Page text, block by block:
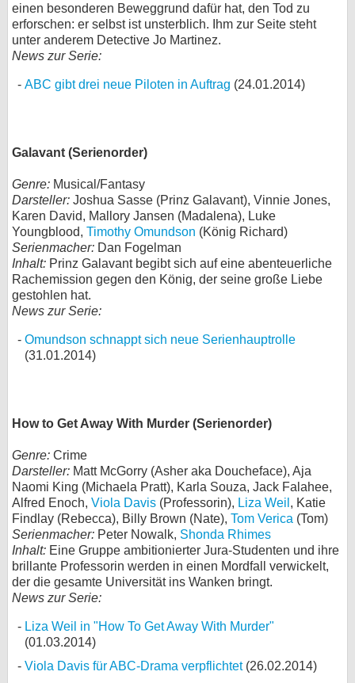
einen besonderen Beweggrund dafür hat, den Tod zu
erforschen: er selbst ist unsterblich. Ihm zur Seite steht
unter anderem Detective Jo Martinez.
News zur Serie:
ABC gibt drei neue Piloten in Auftrag (24.01.2014)
Galavant (Serienorder)
Genre: Musical/Fantasy
Darsteller: Joshua Sasse (Prinz Galavant), Vinnie Jones,
Karen David, Mallory Jansen (Madalena), Luke
Youngblood, Timothy Omundson (König Richard)
Serienmacher: Dan Fogelman
Inhalt: Prinz Galavant begibt sich auf eine abenteuerliche
Rachemission gegen den König, der seine große Liebe
gestohlen hat.
News zur Serie:
Omundson schnappt sich neue Serienhauptrolle
(31.01.2014)
How to Get Away With Murder (Serienorder)
Genre: Crime
Darsteller: Matt McGorry (Asher aka Doucheface), Aja
Naomi King (Michaela Pratt), Karla Souza, Jack Falahee,
Alfred Enoch, Viola Davis (Professorin), Liza Weil , Katie
Findlay (Rebecca), Billy Brown (Nate), Tom Verica (Tom)
Serienmacher: Peter Nowalk, Shonda Rhimes
Inhalt: Eine Gruppe ambitionierter Jura-Studenten und ihre
brillante Professorin werden in einen Mordfall verwickelt,
der die gesamte Universität ins Wanken bringt.
News zur Serie:
Liza Weil in "How To Get Away With Murder"
(01.03.2014)
Viola Davis für ABC-Drama verpflichtet(26.02.2014)